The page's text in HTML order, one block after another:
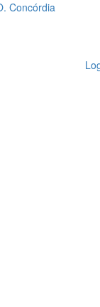
Concórdia